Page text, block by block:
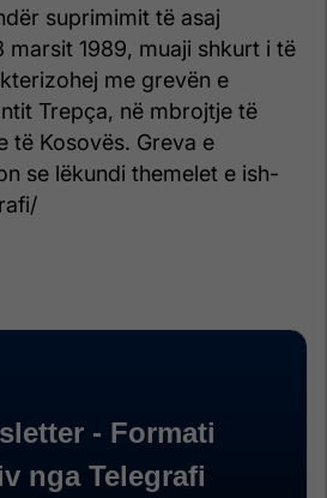
suprimimit të asaj
marsit 1989, muaji shkurt i të
me grevën e
Trepça, në mbrojtje të
të Kosovës. Greva e
se lëkundi themelet e ish-